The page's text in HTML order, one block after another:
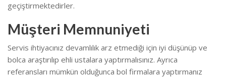
geçiştirmektedirler.
Müşteri Memnuniyeti
Servis ihtiyacınız devamlılık arz etmediği için iyi düşünüp ve
bolca araştırılıp ehli ustalara yaptırmalısınız. Ayrıca
referansları mümkün olduğunca bol firmalara yaptırmanız